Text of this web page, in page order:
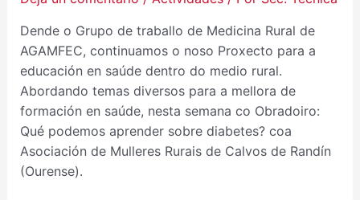
Dende o Grupo de traballo de Medicina Rural de
AGAMFEC, continuamos o noso Proxecto para a
educación en saúde dentro do medio rural.
Abordando temas diversos para a mellora de
formación en saúde, nesta semana co Obradoiro:
Qué podemos aprender sobre diabetes? coa
Asociación de Mulleres Rurais de Calvos de Randín
(Ourense).